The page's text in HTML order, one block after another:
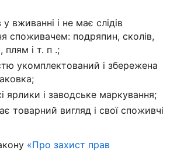
вживанні і не має слідів
споживачем: подряпин, сколів,
плям і т. п .;
укомплектований і збережена
ярлики і заводське маркування;
товарний вигляд і свої споживчі
«Про захист прав